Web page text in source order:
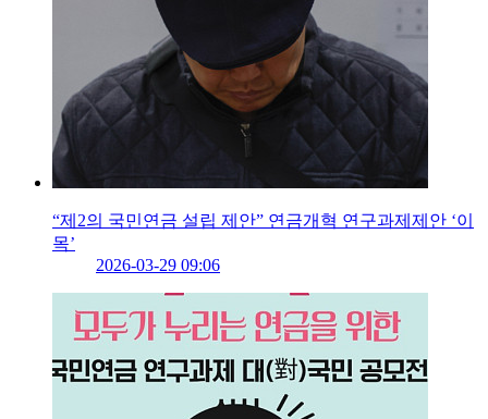
“제2의 국민연금 설립 제안” 연금개혁 연구과제제안 ‘이
목’
2026-03-29 09:06